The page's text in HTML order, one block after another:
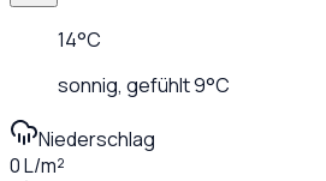
14°C
sonnig, gefühlt9°C
Niederschlag
0 L/m²